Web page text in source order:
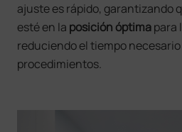
ajuste es rápido, garantizando
esté en la posición óptimapara
reduciendo el tiempo
procedimientos.